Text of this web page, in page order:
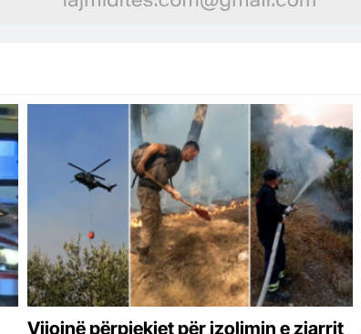
Vijojnë përpjekjet për izolimin e zjarrit